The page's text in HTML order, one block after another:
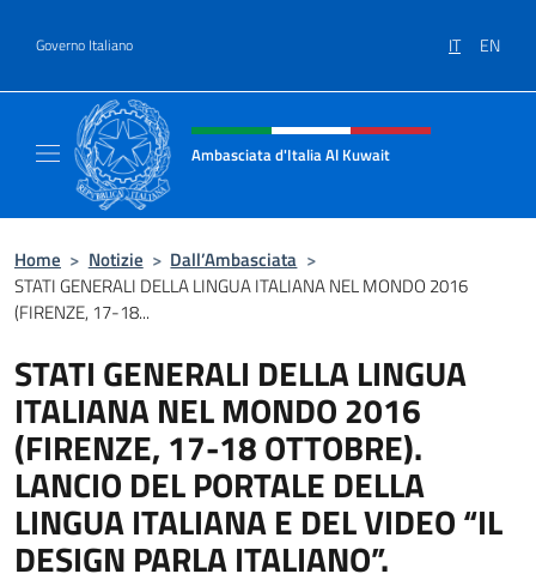
Governo Italiano IT EN
Intestazione sito, social e menù
Ambasciata d'Italia Al Kuwait
Home > Notizie > Dall’Ambasciata >
STATI GENERALI DELLA LINGUA ITALIANA NEL MONDO 2016
(FIRENZE, 17-18...
STATI GENERALI DELLA LINGUA
ITALIANA NEL MONDO 2016
(FIRENZE, 17-18 OTTOBRE).
LANCIO DEL PORTALE DELLA
LINGUA ITALIANA E DEL VIDEO “IL
DESIGN PARLA ITALIANO”.